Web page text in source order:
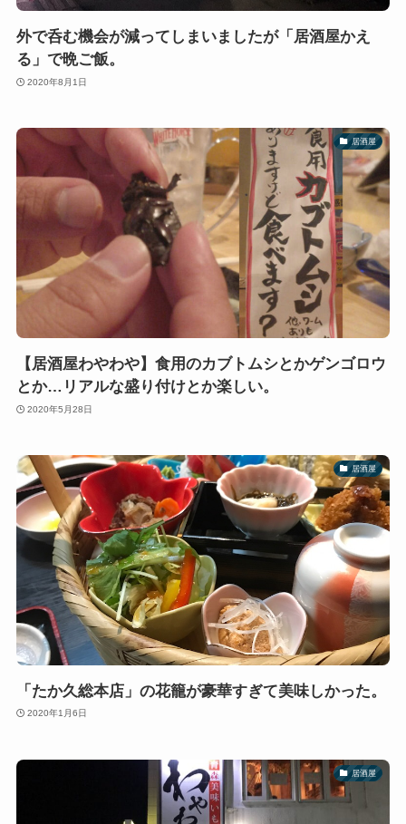
外で呑む機会が減ってしまいましたが「居酒屋かえ
る」で晩ご飯。
2020年8月1日
居酒屋
【居酒屋わやわや】食用のカブトムシとかゲンゴロウ
とか…リアルな盛り付けとか楽しい。
2020年5月28日
居酒屋
「たか久総本店」の花籠が豪華すぎて美味しかった。
2020年1月6日
居酒屋